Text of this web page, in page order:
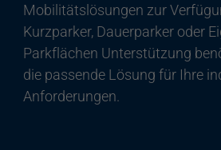
Mobilitätslösungen zur
Kurzparker, Dauerparker oder
Parkflächen Unterstützung
die passende Lösung für Ihre
Anforderungen.